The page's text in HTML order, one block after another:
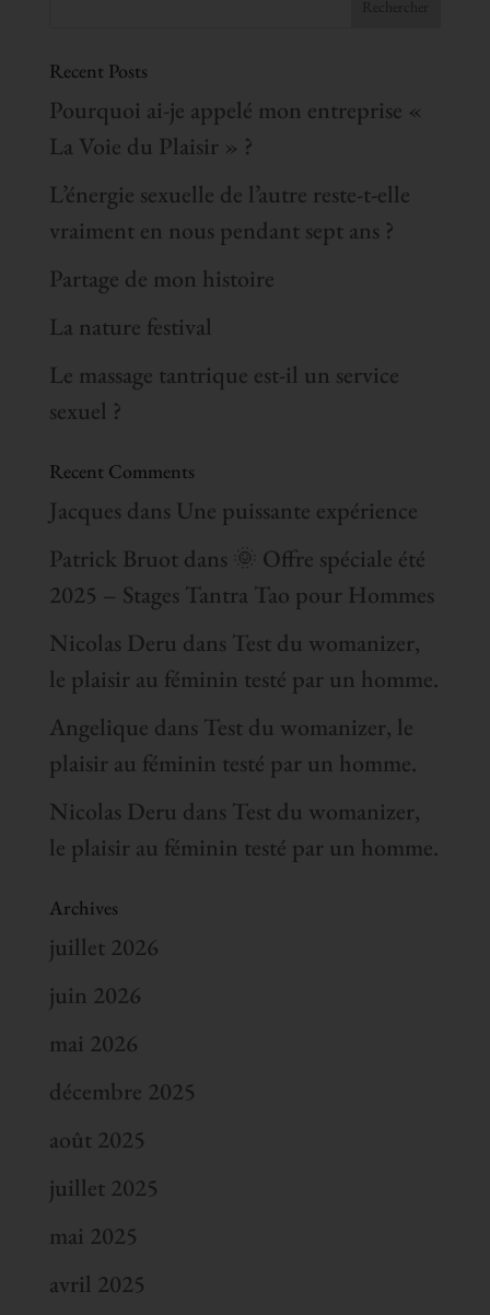
Recent Posts
Pourquoi ai-je appelé mon entreprise «
La Voie du Plaisir » ?
L’énergie sexuelle de l’autre reste-t-elle
vraiment en nous pendant sept ans ?
Partage de mon histoire
La nature festival
Le massage tantrique est-il un service
sexuel ?
Recent Comments
Jacques dans Une puissante expérience
Patrick Bruotdans 🌞 Offre spéciale été
2025 – Stages Tantra Tao pour Hommes
Nicolas Deru dans Test du womanizer,
le plaisir au féminin testé par un homme.
Angelique dans Test du womanizer, le
plaisir au féminin testé par un homme.
Nicolas Deru dans Test du womanizer,
le plaisir au féminin testé par un homme.
Archives
juillet 2026
juin 2026
mai 2026
décembre 2025
août 2025
juillet 2025
mai 2025
avril 2025